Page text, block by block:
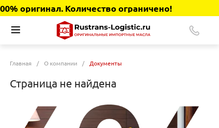
оригинал. Количество ограничено!
Главная / О компании / Документы
Страница не найдена